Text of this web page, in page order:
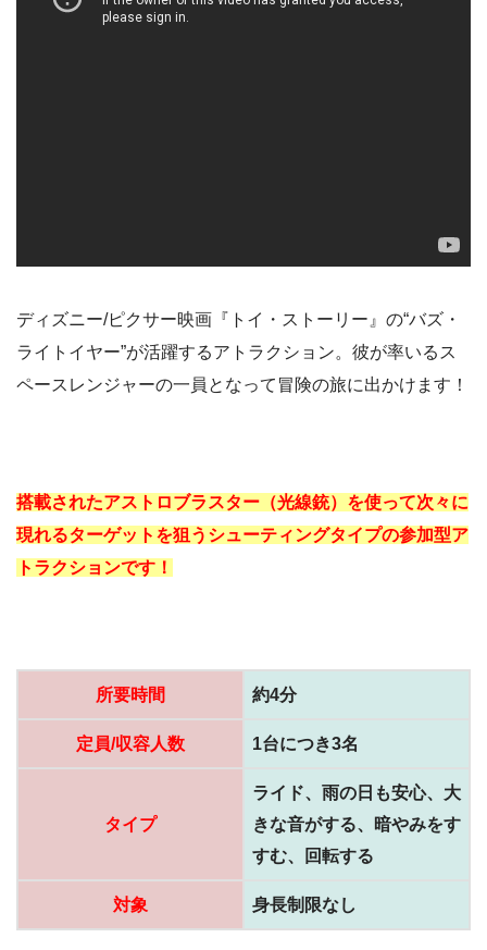
ディズニー/ピクサー映画『トイ・ストーリー』の“バズ・
ライトイヤー”が活躍するアトラクション。彼が率いるス
ペースレンジャーの一員となって冒険の旅に出かけます！
搭載されたアストロブラスター（光線銃）を使って次々に
現れるターゲットを狙うシューティングタイプの参加型ア
トラクションです！
所要時間 約4分
定員/収容人数 1台につき3名
タイプ
ライド、雨の日も安心、大
きな音がする、暗やみをす
すむ、回転する
対象 身長制限なし